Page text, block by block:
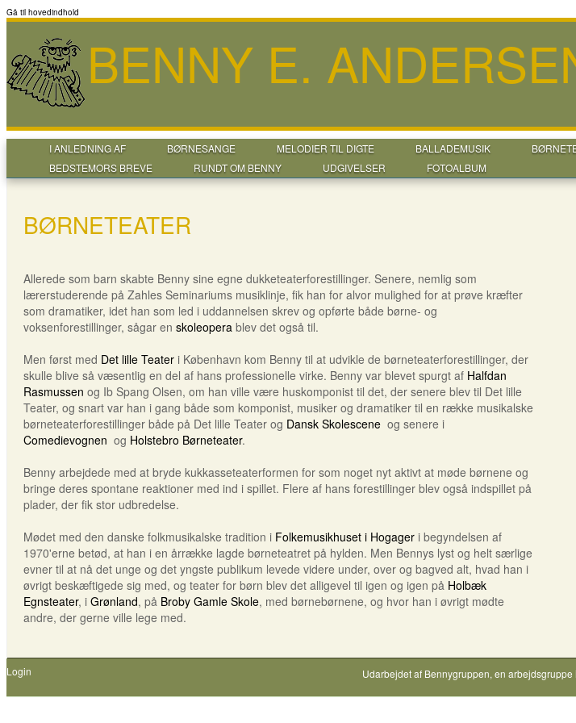
Gå til hovedindhold
BENNY E.
I ANLEDNING AF BØRNESANGE MELODIER TIL DIGTE BALLADEMUSIK
BEDSTEMORS BREVE
RUNDT OM BENNY UDGIVELSER FOTOALBUM
BØRNETEATER
Allerede som barn skabte Benny sine egne dukketeaterforestillinger. Senere, nemlig som
lærerstuderende på Zahles Seminariums musiklinje, fik han for alvor mulighed for at prøve kræfter
som dramatiker, idet han som led i uddannelsen skrev og opførte både børne- og
voksenforestillinger, sågar en skoleopera blev det også til.
Men først med Det lille Teater i København kom Benny til at udvikle de børneteaterforestillinger, der
skulle blive så væsentlig en del af hans professionelle virke. Benny var blevet spurgt af Halfdan
Rasmussen og Ib Spang Olsen, om han ville være huskomponist til det, der senere blev til Det lille
Teater, og snart var han i gang både som komponist, musiker og dramatiker til en række musikalske
børneteaterforestillinger både på Det lille Teater og Dansk Skolescene og senere i
Comedievognen og Holstebro Børneteater.
Benny arbejdede med at bryde kukkasseteaterformen for som noget nyt aktivt at møde børnene og
bringe deres spontane reaktioner med ind i spillet. Flere af hans forestillinger blev også indspillet på
plader, der fik stor udbredelse.
Mødet med den danske folkmusikalske tradition i Folkemusikhuset i Hogager i begyndelsen af
1970'erne betød, at han i en årrække lagde børneteatret på hylden. Men Bennys lyst og helt særlige
evner til at nå det unge og det yngste publikum levede videre under, over og bagved alt, hvad han i
øvrigt beskæftigede sig med, og teater for børn blev det alligevel til igen og igen på Holbæk
Egnsteater, i Grønland, på Broby Gamle Skole, med børnebørnene, og hvor han i øvrigt mødte
andre, der gerne ville lege med.
Login Udarbejdet af Bennygruppen, en arbejdsgruppe i